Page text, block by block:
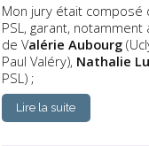
Mon jury était
PSL, garant,
de Valérie Aubourg
Paul Valéry), Nathalie
PSL) ;
Lire la suite